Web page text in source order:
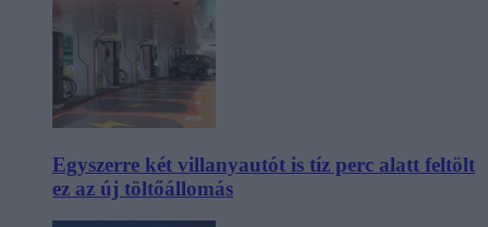
Egyszerre két villanyautót is tíz perc alatt feltölt
ez az új töltőállomás